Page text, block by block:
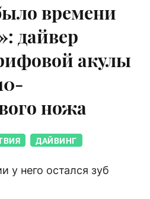
времени
дайвер
акулы
ножа
ДАЙВИНГ
у него остался зуб